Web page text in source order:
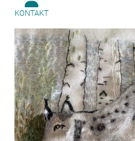
KONTAKT